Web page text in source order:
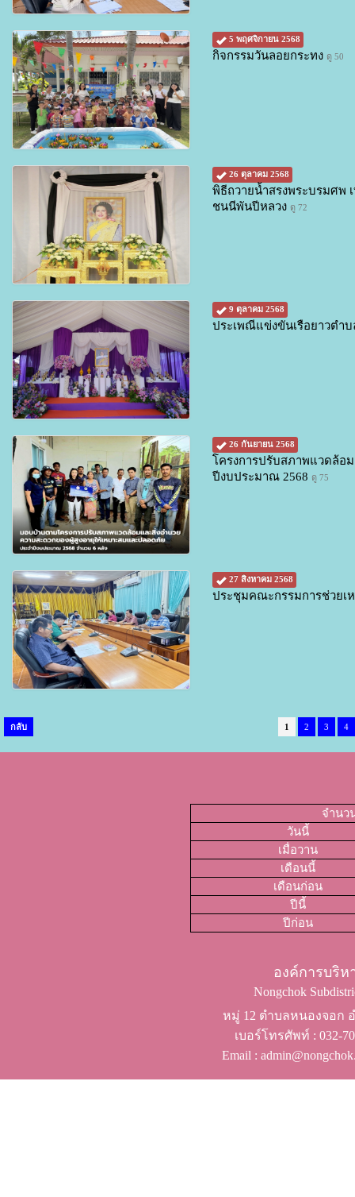
5 พฤศจิกายน 2568
กิจกรรมวันลอยกระทง ดู 50
26 ตุลาคม 2568
พิธีถวายน้ำสรงพระบรมศพ
ชนนีพันปีหลวง ดู 72
9 ตุลาคม 2568
ประเพณีแข่งขันเรือยาวตำ
26 กันยายน 2568
โครงการปรับสภาพแวดล้อ
ปีงบประมาณ 2568 ดู 75
27 สิงหาคม 2568
ประชุมคณะกรรมการช่วยเ
กลับ 1 2 3 4
จำนว
วันนี้
เมื่อวาน
เดือนนี้
เดือนก่อน
ปีนี้
ปีก่อน
องค์การบริ
Nongchok
หมู่ 12 ตำบลหนองจอก
เบอร์โทรศัพท์ ​: 032-
Email :